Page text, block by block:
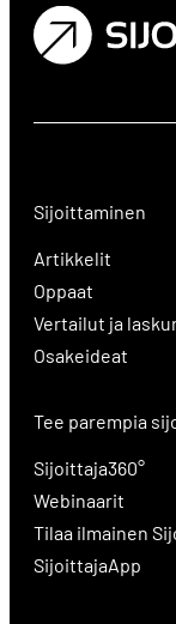
Sijoittaminen
Artikkelit
Oppaat
Vertailut ja
Osakeideat
Tee parempia
Sijoittaja360°
Webinaarit
Tilaa ilmainen
SijoittajaApp